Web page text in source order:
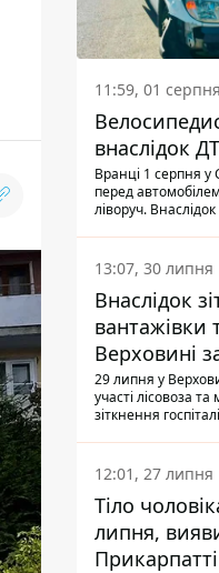
11:59, 01 серпня
внаслідок
Вранці 1 серпня у
перед
ліворуч.
13:07, 30 липня
Внаслідок
вантажівки
Верховині
пасажирка,
лікарні
29 липня у
участі лісовоза
зіткнення
Також травми
автомобіля.
12:01, 27 липня
Тіло
липня,
Прикарпатті